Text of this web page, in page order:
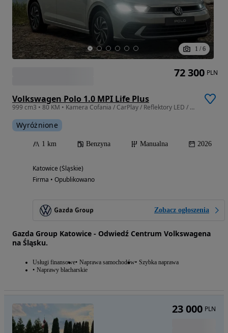
1 / 6
Volkswagen Polo 1.0 MPI Life Plus
999 cm3 • 80 KM • Kamera Cofania / CarPlay / Reflektory LED / Podgrzewane lusterka
Wyróżnione
1 km Benzyna Manualna 2026
Katowice (Śląskie)
Firma • Opublikowano
Zobacz ogłoszenia
Gazda Group Katowice - Odwiedź Centrum Volkswagena
na Śląsku.
Usługi finansowe Naprawa samochodów Szybka naprawa
Naprawy blacharskie
72 300 PLN
23 000 PLN